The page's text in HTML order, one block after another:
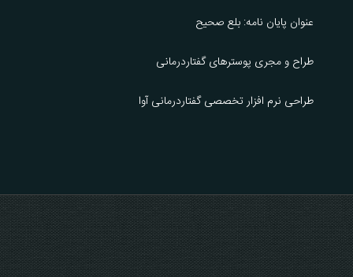
عنوان پایان نامه: بلع صحیح
طراح و مجری پوسترهای گفتاردرمانی
طراحی نرم افزار تخصصی گفتاردرمانی آوا